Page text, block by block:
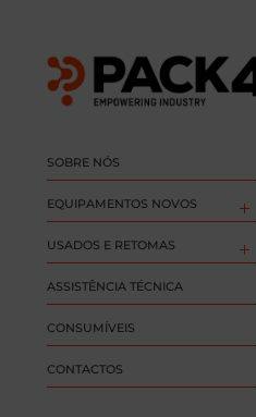
SOBRE NÓS
EQUIPAMENTOS NOVOS
USADOS E RETOMAS
ASSISTÊNCIA TÉCNICA
CONSUMÍVEIS
CONTACTOS